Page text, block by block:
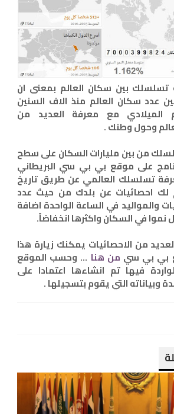
بين سكان العالم بمعنى ان
عدد سكان العالم منذ الاف السنين
الميلادي مع معرفة العديد من
وحول وطنك .
من بين مليارات السكان على سطح
على موقع بي بي سي البريطاني
تسلسلك العالمي عن طريق تاريخ
لك احصائيات عن بلدك من حيث عدد
والمواليد في الساعة الواحدة اضافة
نموا في السكان واكثرها انخفاضاً.
من الاحصائيات يمكنك زيارة هذا
بي بي سي من هنا ... وحسب الموقع
فيها تم انشاءها اعتمادا على
وبياناته التي يقوم بتسجيلها .